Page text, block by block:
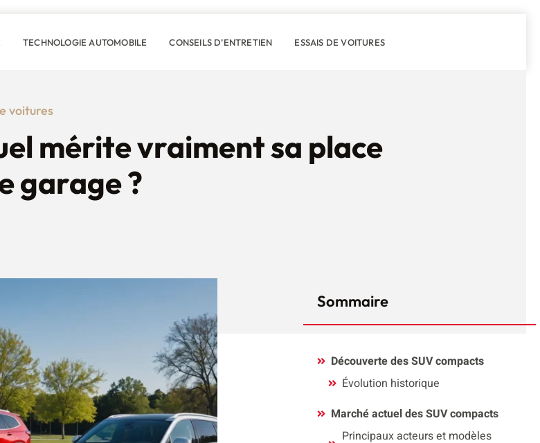
TECHNOLOGIE AUTOMOBILE CONSEILS D’ENTRETIEN ESSAIS DE VOITURES
voitures
mérite vraiment sa place
garage ?
Sommaire
Découverte des SUV compacts
Évolution historique
Marché actuel des SUV compacts
Principaux acteurs et modèles